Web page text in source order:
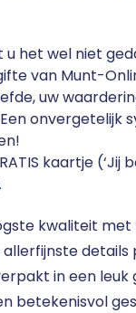
u het wel niet
van Munt-
uw
Een onvergetelijk
kaartje (‘Jij
kwaliteit met
details
in een
betekenisvol